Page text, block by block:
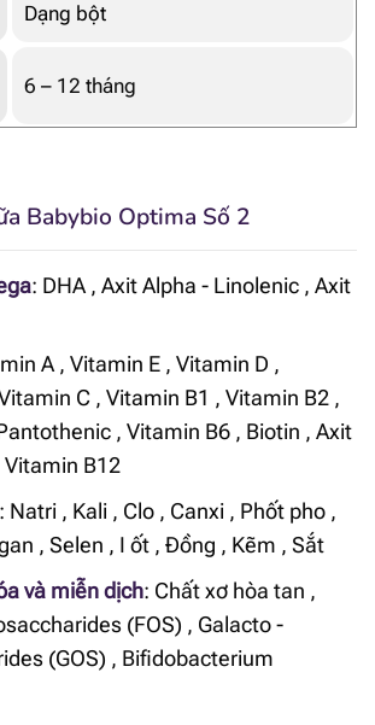
Dạng bột
6 – 12 tháng
Babybio Optima Số 2
: DHA, Axit Alpha - Linolenic, Axit
A, Vitamin E, Vitamin D ,
C, Vitamin B1 , Vitamin B2,
, Vitamin B6, Biotin , Axit
Vitamin B12
Natri, Kali, Clo, Canxi, Phốt pho,
, Selen , I ốt, Đồng , Kẽm , Sắt
và miễn dịch: Chất xơ hòa tan ,
(FOS) , Galacto -
(GOS) , Bifidobacterium